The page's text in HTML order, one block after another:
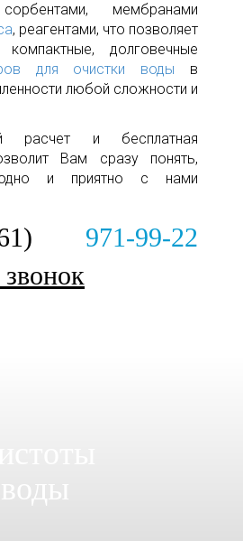
мембранами
, реагентами, что позволяет
долговечные
для очистки воды в
любой сложности и
расчет и бесплатная
Вам сразу понять,
и приятно с нами
971-99-22
звонок